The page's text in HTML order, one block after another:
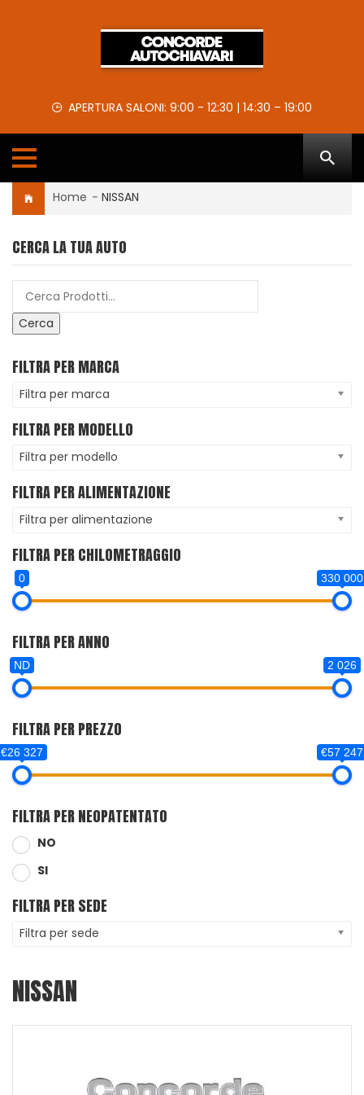
APERTURA SALONI: 9:00 - 12:30 | 14:30 – 19:00
Home - NISSAN
CERCA LA TUA AUTO
Cerca
FILTRA PER MARCA
Filtra per marca
FILTRA PER MODELLO
Filtra per modello
FILTRA PER ALIMENTAZIONE
Filtra per alimentazione
FILTRA PER CHILOMETRAGGIO
0 330 000
FILTRA PER ANNO
ND 2 026
FILTRA PER PREZZO
€26 327 €57 247
FILTRA PER NEOPATENTATO
NO
SI
FILTRA PER SEDE
Filtra per sede
NISSAN